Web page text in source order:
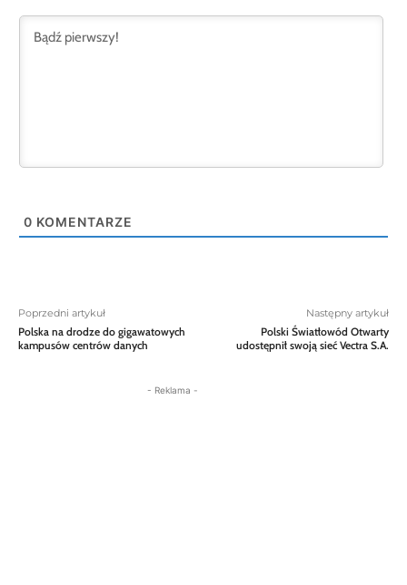
0 KOMENTARZE
Poprzedni artykuł
Polska na drodze do gigawatowych
kampusów centrów danych
Następny artykuł
Polski Światłowód Otwarty
udostępnił swoją sieć Vectra S.A.
- Reklama -